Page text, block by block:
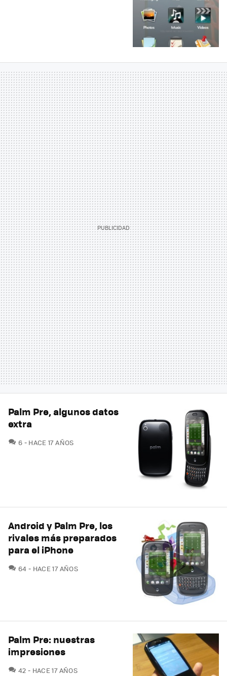
Palm Pre, algunos datos
extra
6 COMENTARIOS
HACE 17 AÑOS
Android y Palm Pre, los
rivales más preparados
para el iPhone
64 COMENTARIOS
HACE 17 AÑOS
Palm Pre: nuestras
impresiones
42 COMENTARIOS
HACE 17 AÑOS